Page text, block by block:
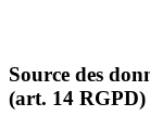
Source des
(art. 14 RGPD)